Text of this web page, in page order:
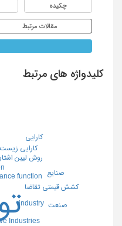
چکیده
مقالات مرتبط
کلیدواژه های مرتبط
function
Industries
industry
روش لیبن
کارایی
کشش قیمتی تقاضا
صنایع
صنعت
کارایی